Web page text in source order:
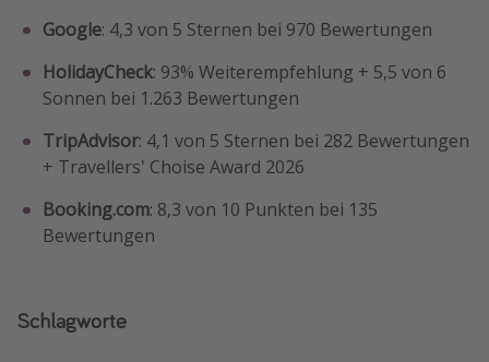
Google: 4,3 von 5 Sternen bei 970 Bewertungen
HolidayCheck: 93% Weiterempfehlung + 5,5 von 6
Sonnen bei 1.263 Bewertungen
TripAdvisor: 4,1 von 5 Sternen bei 282 Bewertungen
+ Travellers' Choise Award 2026
Booking.com: 8,3 von 10 Punkten bei 135
Bewertungen
Schlagworte